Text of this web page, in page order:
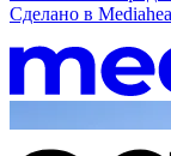
Сделано в